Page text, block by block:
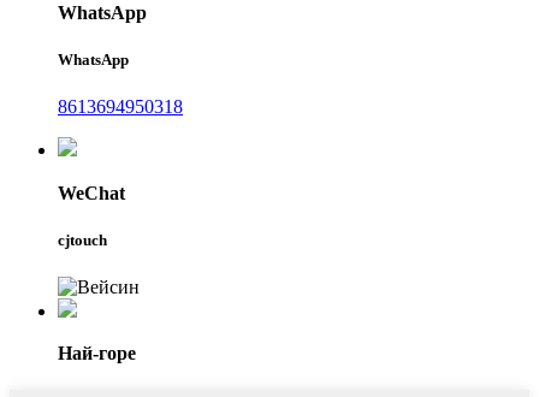
WhatsApp
WhatsApp
8613694950318
WeChat
cjtouch
Най-горе